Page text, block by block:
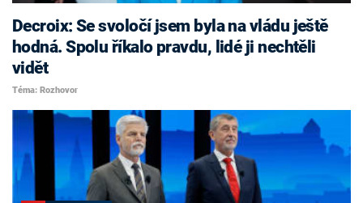
Decroix: Se svoločí jsem byla na vládu ještě
hodná. Spolu říkalo pravdu, lidé ji nechtěli
vidět
Téma: Rozhovor